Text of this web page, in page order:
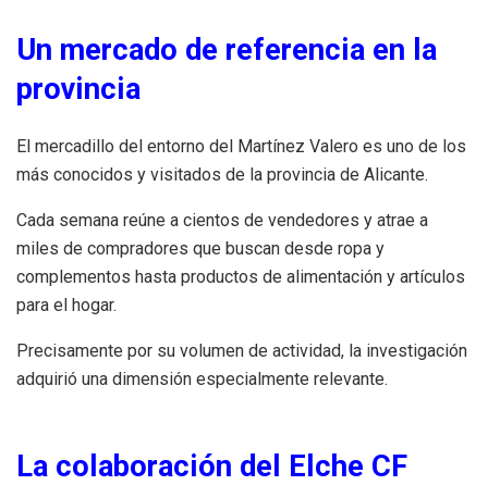
Un mercado de referencia en la
provincia
El mercadillo del entorno del Martínez Valero es uno de los
más conocidos y visitados de la provincia de Alicante.
Cada semana reúne a cientos de vendedores y atrae a
miles de compradores que buscan desde ropa y
complementos hasta productos de alimentación y artículos
para el hogar.
Precisamente por su volumen de actividad, la investigación
adquirió una dimensión especialmente relevante.
La colaboración del Elche CF